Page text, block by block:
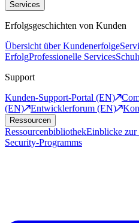
Services
Erfolgsgeschichten von Kunden
Übersicht über Kundenerfolge
ErfolgProfessionelle Services
Support
Kunden-Support-Portal (EN)
(EN)
Entwicklerforum (EN)
Ressourcen
RessourcenbibliothekEinblicke zur
Security-Programms